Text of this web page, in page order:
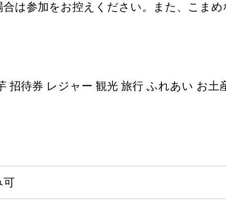
は参加をお控えください。また、こま
招待券 レジャー 観光 旅行 ふれあい お土
可